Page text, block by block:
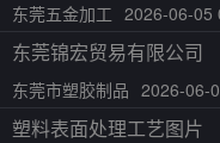
东莞五金加工 2026-06-05
东莞锦宏贸易有限公司
东莞市塑胶制品 2026-06-
塑料表面处理工艺图片